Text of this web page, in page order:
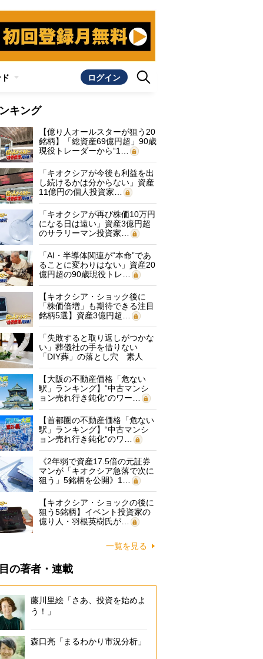
ログイン
キング
【億り人オールスターが狙う20
銘柄】「総資産69億円超」90歳
現役トレーダーから“1…
「キオクシアが今後も利益を出
し続けるかは分からない」資産
11億円の個人投資家…
「キオクシアが再び株価10万円
になる日は遠い」資産3億円超
のサラリーマン投資家…
「AI・半導体関連が“本命”であ
ることに変わりはない」資産20
億円超の90歳現役トレ…
【キオクシア・ショック後に
「株価倍増」も期待できる注目
銘柄5選】資産3億円超…
「失敗すると取り返しがつかな
い」葬儀社の手を借りない
「DIY葬」の落とし穴 素人
に…
【大阪の不動産価格「危ない
駅」ランキング】“中古マンシ
ョン売れ行き鈍化”のワー…
【首都圏の不動産価格「危ない
駅」ランキング】“中古マンシ
ョン売れ行き鈍化”のワ…
《2年弱で資産17.5倍の元証券
マンが「キオクシア急落で次に
狙う」5銘柄を公開》1…
【キオクシア・ショックの後に
狙う5銘柄】イベント投資家の
億り人・羽根英樹氏が…
一覧を見る
の著者・連載
藤川里絵「さあ、投資を始めよ
う！」
森口亮「まるわかり市況分析」